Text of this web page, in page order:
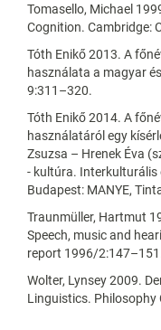
Tomasello, Michael
Cognition. Cambridge:
Tóth Enikő 2013. A
használata a magyar
9:311–320.
Tóth Enikő 2014. A
használatáról egy
Zsuzsa – Hrenek Éva
- kultúra.
Budapest: MANYE,
Traunmüller, Hartmut
Speech, music and
report 1996/
Wolter, Lynsey 2009.
Linguistics.